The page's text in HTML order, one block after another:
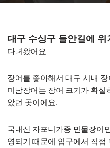
대구 수성구 들안길에 위
다녀왔어요.
장어를 좋아해서 대구 시내
미남장어는 장어 크기가 확실
았던 곳이에요.
국내산 자포니카종 민물장어
영되기 때문에 입구에서 직접